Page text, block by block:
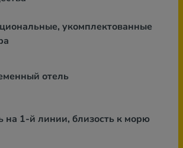
укомплектованные
отель
на 1-й линии, близость к морю